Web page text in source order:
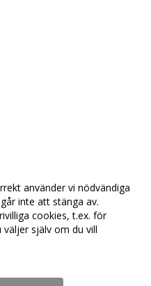
använder vi nödvändiga
inte att stänga av.
cookies, t.ex. för
själv om du vill